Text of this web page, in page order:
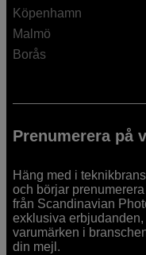
Köpenhamn
Malmö
Borås
Prenumerera på
Häng med i
och börjar
från Scandinavian
exklusiva
varumärken i
din mejl.